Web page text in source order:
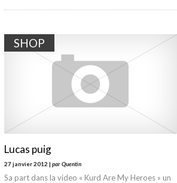
SHOP
Lucas puig
27 janvier 2012 | par Quentin
Sa part dans la video « Kurd Are My Heroes » un